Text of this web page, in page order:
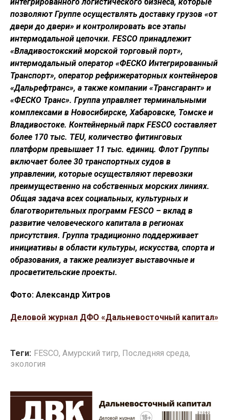
интегрированного логистического бизнеса, которые
позволяют Группе осуществлять доставку грузов «от
двери до двери» и контролировать все этапы
интермодальной цепочки. FESCO принадлежит
«Владивостокский морской торговый порт»,
интермодальный оператор «ФЕСКО Интегрированный
Транспорт», оператор рефрижераторных контейнеров
«Дальрефтранс», а также компании «Трансгарант» и
«ФЕСКО Транс». Группа управляет терминальными
комплексами в Новосибирске, Хабаровске, Томске и
Владивостоке. Контейнерный парк FESCO составляет
более 170 тыс. TEU, количество фитинговых
платформ превышает 11 тыс. единиц. Флот Группы
включает более 30 транспортных судов в
управлении, которые осуществляют перевозки
преимущественно на собственных морских линиях.
Общая задача всех социальных, культурных и
благотворительных программ FESCO – вклад в
развитие человеческого капитала в регионах
присутствия. Группа традиционно поддерживает
инициативы в области культуры, искусства, спорта и
образования, а также реализует выставочные и
просветительские проекты.
Фото: Александр Хитров
Деловой журнал ДФО «Дальневосточный капитал»
Теги: FESCO, Амурский тигр, Последняя среда,
экология